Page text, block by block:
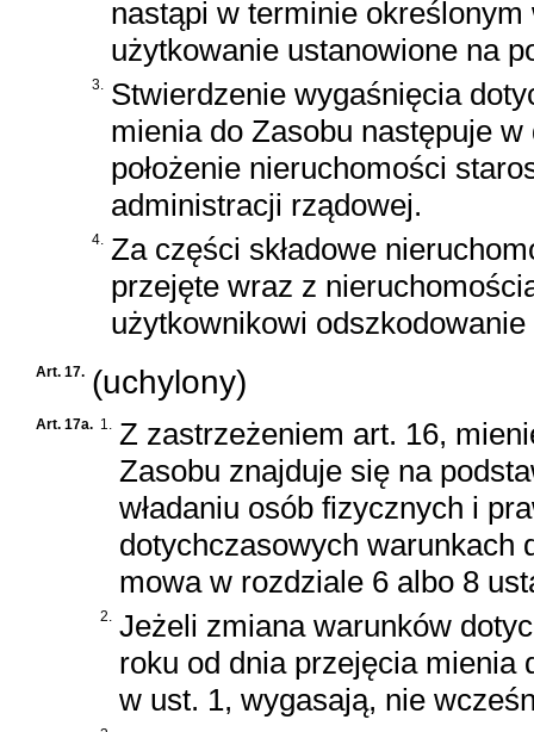
nastąpi w terminie
użytkowanie ustanowione na
3. Stwierdzenie wygaśnięcia
mienia do Zasobu następuje
położenie nieruchomości
administracji rządowej.
4. Za części składowe
przejęte wraz z
użytkownikowi
Art. 17. (uchylony)
Art. 17a. 1. Z zastrzeżeniem art. 16,
Zasobu znajduje się na
władaniu osób fizycznych i
dotychczasowych warunkach
mowa w rozdziale 6 albo 8
2. Jeżeli zmiana warunków
roku od dnia przejęcia mienia
w ust. 1, wygasają, nie